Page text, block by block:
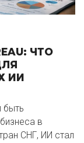
ЧТО
ИИ
быть
в
СНГ, ИИ стал